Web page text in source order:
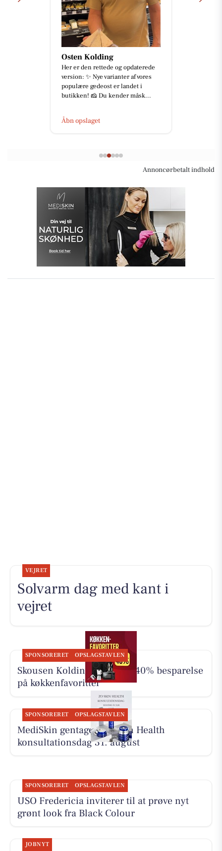
Osten Kolding
Her er den rettede og opdaterede
version: ✨ Nye varianter af vores
populære gedeost er landet i
butikken! 🧀 Du kender måsk...
Åbn opslaget
Annoncørbetalt indhold
VEJRET
Solvarm dag med kant i
vejret
SPONSORERET OPSLAGSTAVLEN
Skousen Kolding har op til 40% besparelse
på køkkenfavoritter
SPONSORERET OPSLAGSTAVLEN
MediSkin gentager ZO Skin Health
konsultationsdag 31. august
SPONSORERET OPSLAGSTAVLEN
USO Fredericia inviterer til at prøve nyt
grønt look fra Black Colour
JOBNYT